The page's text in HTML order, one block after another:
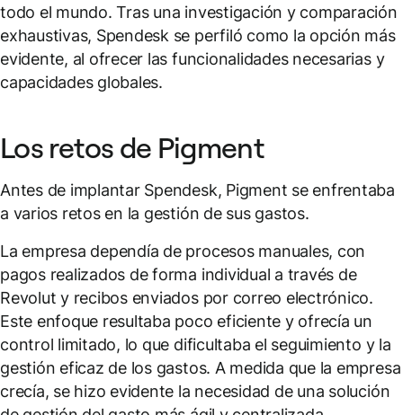
todo el mundo. Tras una investigación y comparación
exhaustivas, Spendesk se perfiló como la opción más
evidente, al ofrecer las funcionalidades necesarias y
capacidades globales.
Los retos de Pigment
Antes de implantar Spendesk, Pigment se enfrentaba
a varios retos en la gestión de sus gastos.
La empresa dependía de procesos manuales, con
pagos realizados de forma individual a través de
Revolut y recibos enviados por correo electrónico.
Este enfoque resultaba poco eficiente y ofrecía un
control limitado, lo que dificultaba el seguimiento y la
gestión eficaz de los gastos. A medida que la empresa
crecía, se hizo evidente la necesidad de una solución